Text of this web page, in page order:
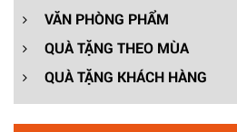
VĂN PHÒNG PHẨM
QUÀ TẶNG THEO MÙA
QUÀ TẶNG KHÁCH HÀNG